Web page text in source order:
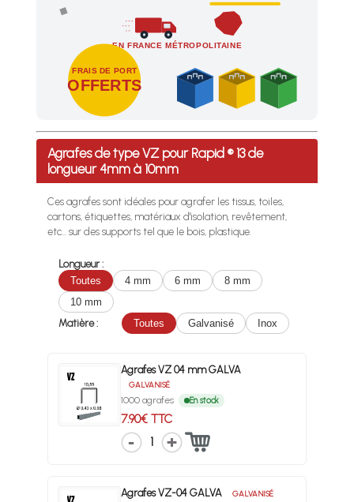
EN FRANCE MÉTROPOLITAINE
FRAIS DE PORT
OFFERTS
Profitez des Frais de port offerts en France
Agrafes de type VZ pour Rapid ® 13 de
longueur 4mm à 10mm
Ces agrafes sont idéales pour agrafer les tissus, toiles,
cartons, étiquettes, matériaux d'isolation, revêtement,
etc... sur des supports tel que le bois, plastique.
Longueur :
Toutes
4 mm 6 mm
8 mm
10 mm
Matière :
Toutes Galvanisé Inox
Agrafes VZ 04 mm GALVA
GALVANISÉ
1000 agrafes En stock
7.90€ TTC
1
Agrafes VZ-04 GALVA GALVANISÉ